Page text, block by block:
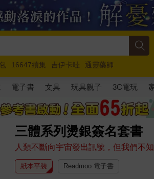
16647續集 吉伊卡哇
通靈藥師
玩具總動員5 超慢跑
電子書 文具 玩具親子 3C電玩
三體系列燙銀簽名套書
人類不斷向宇宙發出訊號，但我們
紙本平裝 Readmoo 電子書